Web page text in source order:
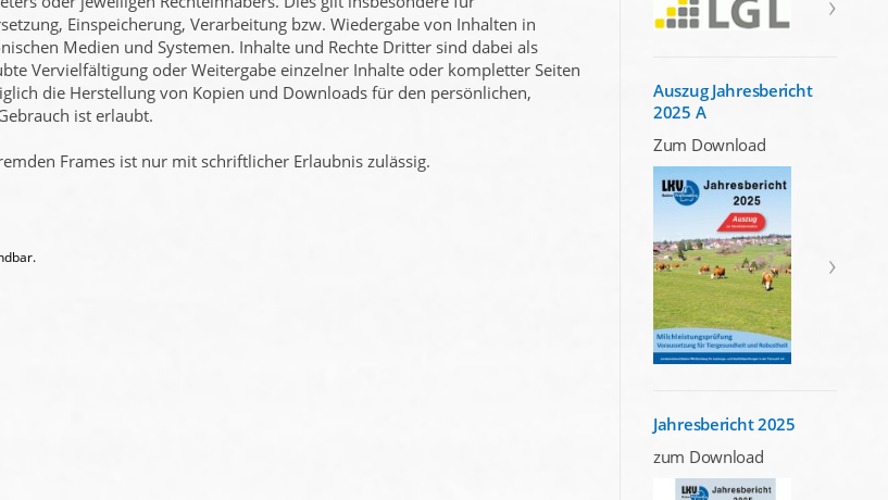
Einspeicherung, Verarbeitung bzw. Wiedergabe von Inhalten in
Medien und Systemen. Inhalte und Rechte Dritter sind dabei als
Vervielfältigung oder Weitergabe einzelner Inhalte oder kompletter Seiten
die Herstellung von Kopien und Downloads für den persönlichen,
ist erlaubt.
Frames ist nur mit schriftlicher Erlaubnis zulässig.
Auszug Jahresbericht
2025 A
Zum Download
Jahresbericht 2025
zum Download